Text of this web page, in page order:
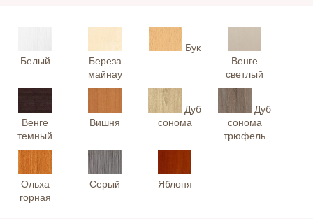
Белый
Береза
майнау
Бук
Венге
светлый
Венге
темный
Вишня
Дуб
сонома
Дуб
сонома
трюфель
Ольха
горная
Серый Яблоня